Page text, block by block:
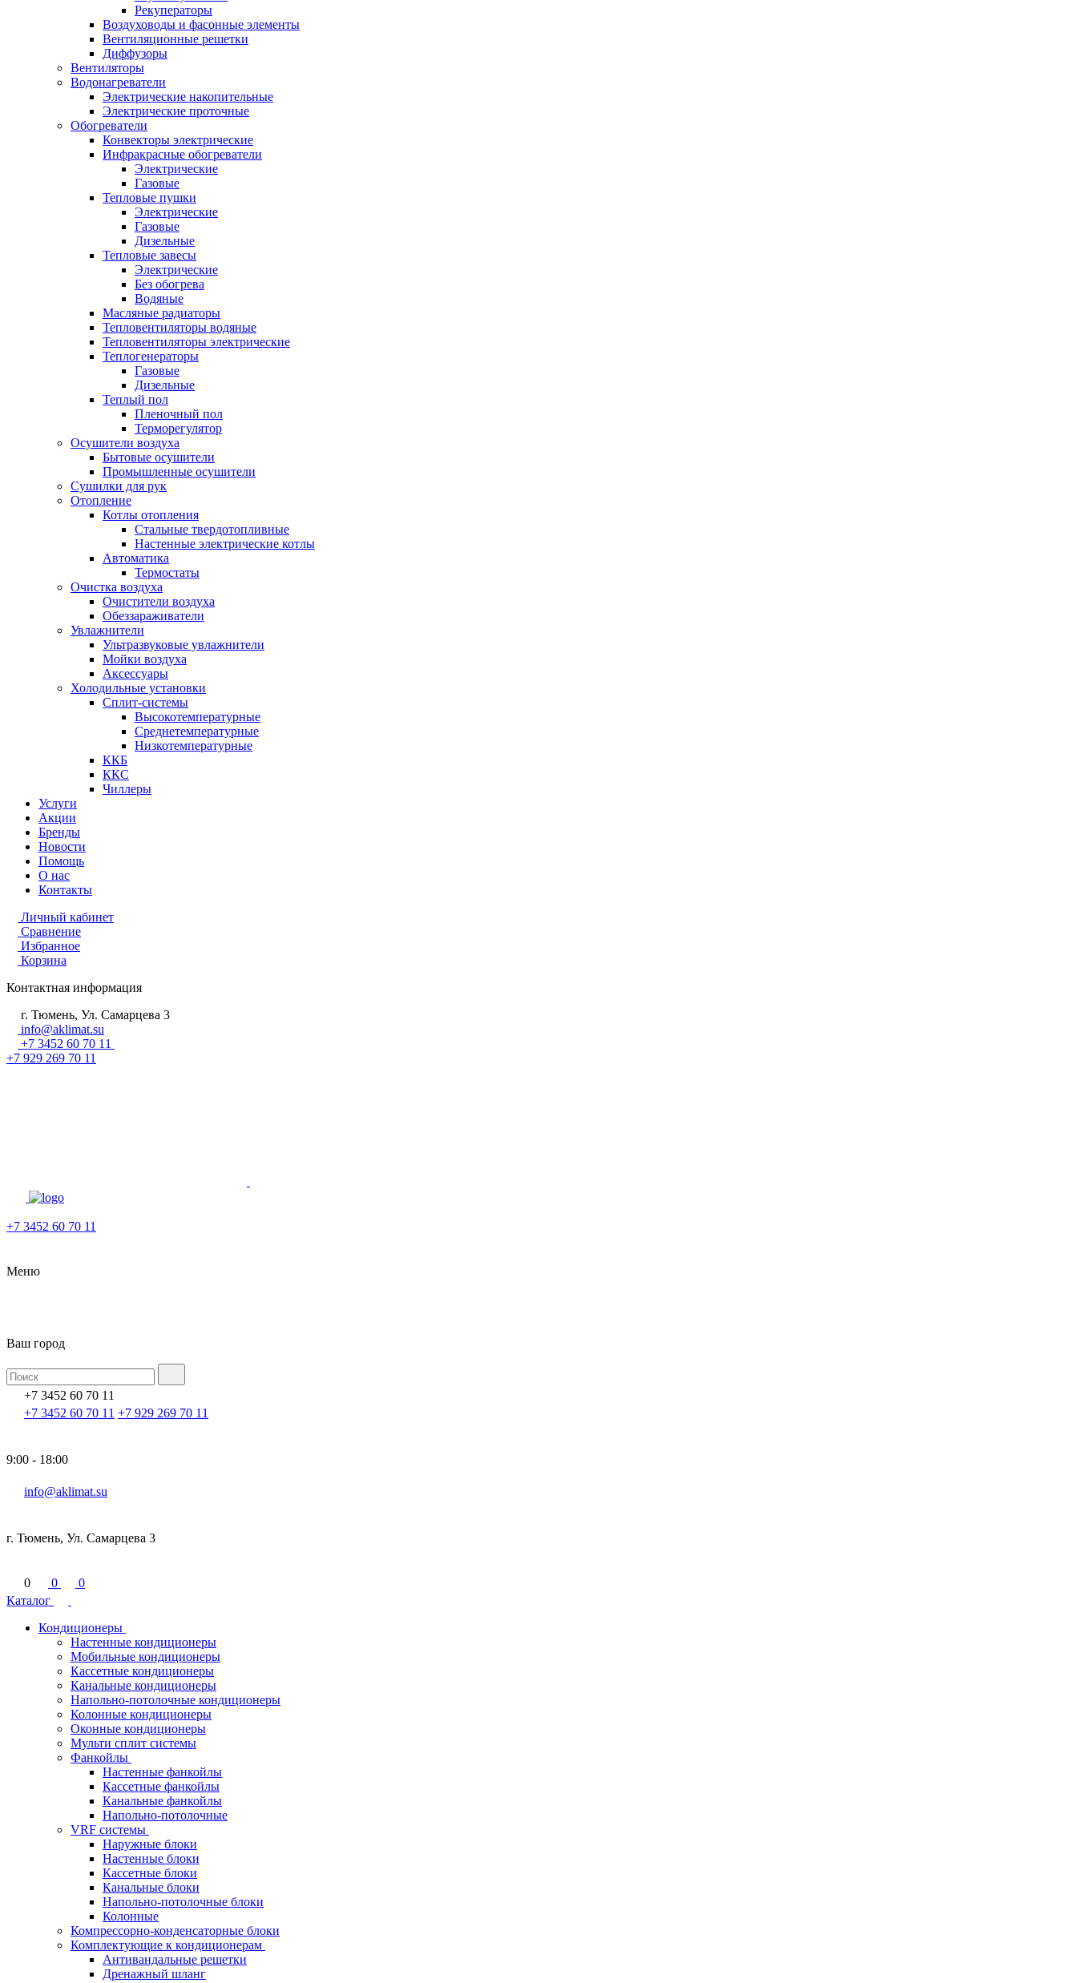
Рекуператоры
Воздуховоды и фасонные элементы
Вентиляционные решетки
Диффузоры
Вентиляторы
Водонагреватели
Электрические накопительные
Электрические проточные
Обогреватели
Конвекторы электрические
Инфракрасные обогреватели
Электрические
Газовые
Тепловые пушки
Электрические
Газовые
Дизельные
Тепловые завесы
Электрические
Без обогрева
Водяные
Масляные радиаторы
Тепловентиляторы водяные
Тепловентиляторы электрические
Теплогенераторы
Газовые
Дизельные
Теплый пол
Пленочный пол
Терморегулятор
Осушители воздуха
Бытовые осушители
Промышленные осушители
Сушилки для рук
Отопление
Котлы отопления
Стальные твердотопливные
Настенные электрические котлы
Автоматика
Термостаты
Очистка воздуха
Очистители воздуха
Обеззараживатели
Увлажнители
Ультразвуковые увлажнители
Мойки воздуха
Аксессуары
Холодильные установки
Сплит-системы
Высокотемпературные
Среднетемпературные
Низкотемпературные
ККБ
ККС
Чиллеры
Услуги
Акции
Бренды
Новости
Помощь
О нас
Контакты
Личный кабинет
Сравнение
Избранное
Корзина
Контактная информация
г. Тюмень, Ул. Самарцева 3
info@aklimat.su
+7 3452 60 70 11
+7 929 269 70 11
+7 3452 60 70 11
Меню
Ваш город
+7 3452 60 70 11
+7 3452 60 70 11 +7 929 269 70 11
9:00 - 18:00
info@aklimat.su
г. Тюмень, Ул. Самарцева 3
0 0
0
Каталог
Кондиционеры
Настенные кондиционеры
Мобильные кондиционеры
Кассетные кондиционеры
Канальные кондиционеры
Напольно-потолочные кондиционеры
Колонные кондиционеры
Оконные кондиционеры
Мульти сплит системы
Фанкойлы
Настенные фанкойлы
Кассетные фанкойлы
Канальные фанкойлы
Напольно-потолочные
VRF системы
Наружные блоки
Настенные блоки
Кассетные блоки
Канальные блоки
Напольно-потолочные блоки
Колонные
Компрессорно-конденсаторные блоки
Комплектующие к кондиционерам
Антивандальные решетки
Дренажный шланг